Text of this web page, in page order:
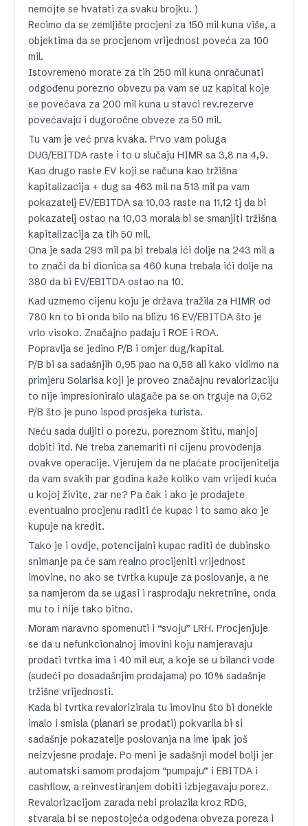
nemojte se hvatati za svaku brojku. )
Recimo da se zemljište procjeni za 150 mil kuna više, a
objektima da se procjenom vrijednost poveća za 100
mil.
Istovremeno morate za tih 250 mil kuna onračunati
odgođenu porezno obvezu pa vam se uz kapital koje
se povećava za 200 mil kuna u stavci rev.rezerve
povećavaju i dugoročne obveze za 50 mil.
Tu vam je već prva kvaka. Prvo vam poluga
DUG/EBITDA raste i to u slučaju HIMR sa 3,8 na 4,9.
Kao drugo raste EV koji se računa kao tržišna
kapitalizacija + dug sa 463 mil na 513 mil pa vam
pokazatelj EV/EBITDA sa 10,03 raste na 11,12 tj da bi
pokazatelj ostao na 10,03 morala bi se smanjiti tržišna
kapitalizacija za tih 50 mil.
Ona je sada 293 mil pa bi trebala ići dolje na 243 mil a
to znači da bi dionica sa 460 kuna trebala ići dolje na
380 da bi EV/EBITDA ostao na 10.
Kad uzmemo cijenu koju je država tražila za HIMR od
780 kn to bi onda bilo na blizu 16 EV/EBITDA što je
vrlo visoko. Značajno padaju i ROE i ROA.
Popravlja se jedino P/B i omjer dug/kapital.
P/B bi sa sadašnjih 0,95 pao na 0,58 ali kako vidimo na
primjeru Solarisa koji je proveo značajnu revalorizaciju
to nije impresioniralo ulagače pa se on trguje na 0,62
P/B što je puno ispod prosjeka turista.
Neću sada duljiti o porezu, poreznom štitu, manjoj
dobiti itd. Ne treba zanemariti ni cijenu provođenja
ovakve operacije. Vjerujem da ne plaćate procijenitelja
da vam svakih par godina kaže koliko vam vrijedi kuća
u kojoj živite, zar ne? Pa čak i ako je prodajete
eventualno procjenu raditi će kupac i to samo ako je
kupuje na kredit.
Tako je i ovdje, potencijalni kupac raditi će dubinsko
snimanje pa će sam realno procijeniti vrijednost
imovine, no ako se tvrtka kupuje za poslovanje, a ne
sa namjerom da se ugasi i rasprodaju nekretnine, onda
mu to i nije tako bitno.
Moram naravno spomenuti i “svoju” LRH. Procjenjuje
se da u nefunkcionalnoj imovini koju namjeravaju
prodati tvrtka ima i 40 mil eur, a koje se u bilanci vode
(sudeći po dosadašnjim prodajama) po 10% sadašnje
tržišne vrijednosti.
Kada bi tvrtka revalorizirala tu imovinu što bi donekle
imalo i smisla (planari se prodati) pokvarila bi si
sadašnje pokazatelje poslovanja na ime ipak još
neizvjesne prodaje. Po meni je sadašnji model bolji jer
automatski samom prodajom “pumpaju” i EBITDA i
cashflow, a reinvestiranjem dobiti izbjegavaju porez.
Revalorizacijom zarada nebi prolazila kroz RDG,
stvarala bi se nepostojeća odgođena obveza poreza i